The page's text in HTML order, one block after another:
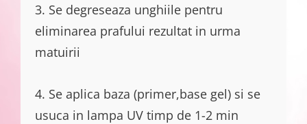
3. Se degreseaza unghiile pentru
eliminarea prafului rezultat in urma
matuirii
4. Se aplica baza (primer,base gel) si se
usuca in lampa UV timp de 1-2 min